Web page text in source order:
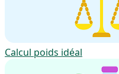
Calcul poids idéal